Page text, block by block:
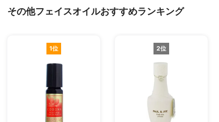
その他フェイスオイルおすすめランキング
1位 2位